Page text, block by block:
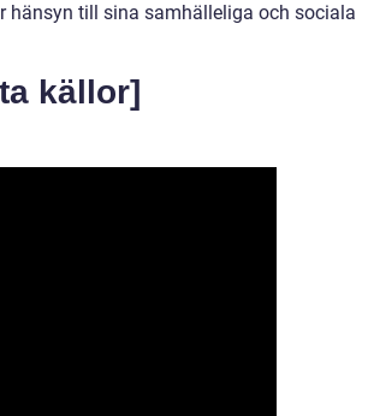
hänsyn till sina samhälleliga och sociala
källor]